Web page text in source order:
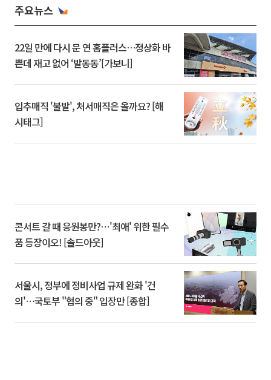
주요뉴스
22일 만에 다시 문 연 홈플러스…정상화 바
쁜데 재고 없어 ‘발동동’[가보니]
입추매직 '불발', 처서매직은 올까요? [해
시태그]
콘서트 갈 때 응원봉만?⋯'최애' 위한 필수
품 등장이오! [솔드아웃]
서울시, 정부에 정비사업 규제 완화 '건
의'⋯국토부 "협의 중" 입장만 [종합]